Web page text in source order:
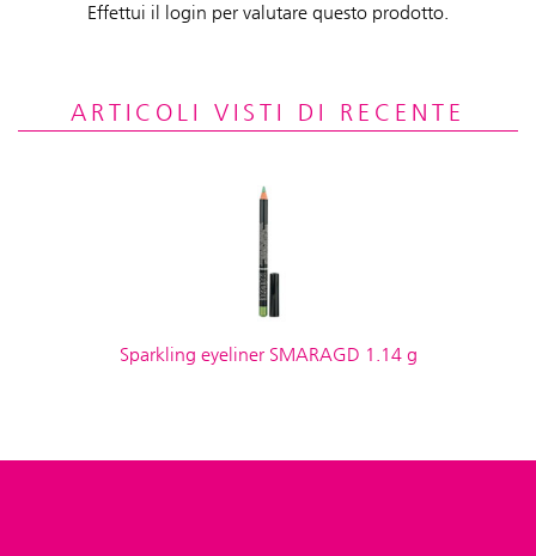
Effettui il login per valutare questo prodotto.
ARTICOLI VISTI DI RECENTE
Sparkling eyeliner SMARAGD 1.14 g